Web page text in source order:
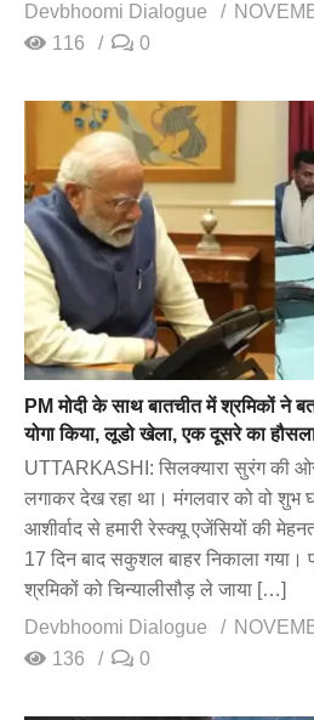
Devbhoomi Dialogue
116
0
PM मोदी के साथ बातचीत में श्रमिकों ने
योगा किया, लूडो खेला, एक दूसरे का
UTTARKASHI: सिलक्यारा सुरंग की
लगाकर देख रहा था। मंगलवार को वो शुभ
आशीर्वाद से हमारी रेस्क्यू एजेंसियों की
17 दिन बाद सकुशल बाहर निकाला गया।
श्रमिकों को चिन्यालीसौड़ ले जाया […]
Devbhoomi Dialogue
136
0